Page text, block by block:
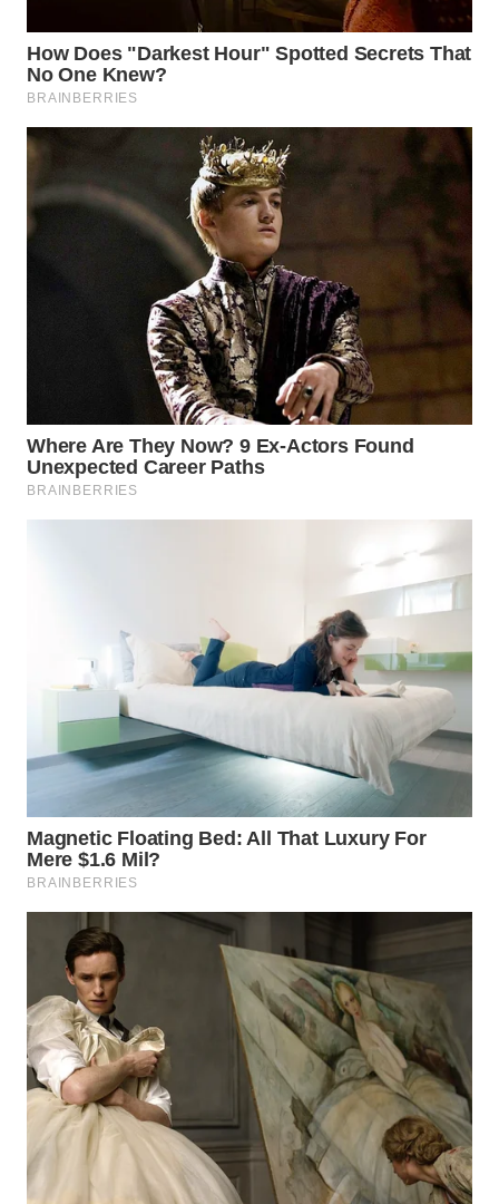
WAHANA
NEWS
WAHANA
INFRASTRUKTUR
WAHANA
LISTRIK
WAHANANEWS
ID
WAHANANEWS
WAHANANEWS
NET
WAHANA
SPORT
WAHANA
UMKM
WAHANA
SELEB